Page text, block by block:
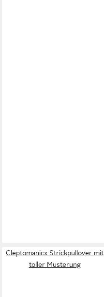
Cleptomanicx Strickpullover mit
toller Musterung